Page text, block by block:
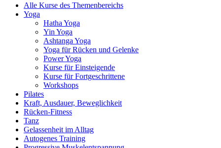
Alle Kurse des Themenbereichs
Yoga
Hatha Yoga
Yin Yoga
Ashtanga Yoga
Yoga für Rücken und Gelenke
Power Yoga
Kurse für Einsteigende
Kurse für Fortgeschrittene
Workshops
Pilates
Kraft, Ausdauer, Beweglichkeit
Rücken-Fitness
Tanz
Gelassenheit im Alltag
Autogenes Training